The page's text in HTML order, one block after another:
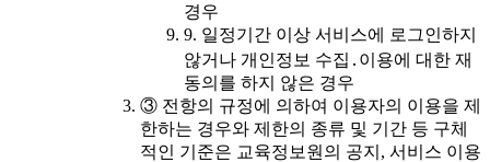
경우
9. 일정기간 이상 서비스에 로그인하지
않거나 개인정보 수집․이용에 대한 재
동의를 하지 않은 경우
③ 전항의 규정에 의하여 이용자의 이용을 제
한하는 경우와 제한의 종류 및 기간 등 구체
적인 기준은 교육정보원의 공지, 서비스 이용